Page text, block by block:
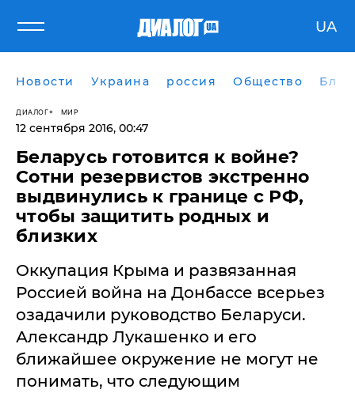
UA
Новости Украина россия Общество
ДИАЛОГ МИР
12 сентября 2016, 00:47
Беларусь готовится к войне?
Сотни резервистов экстренно
выдвинулись к границе с РФ,
чтобы защитить родных и
близких
Оккупация Крыма и развязанная
Россией война на Донбассе всерьез
озадачили руководство Беларуси.
Александр Лукашенко и его
ближайшее окружение не могут не
понимать, что следующим